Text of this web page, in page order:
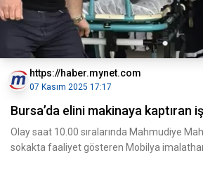
https://haber.mynet.com
07 Kasım 2025 17:17
Bursa’da elini makinaya kaptıran
Olay saat 10.00 sıralarında Mahmudiye
sokakta faaliyet gösteren Mobilya